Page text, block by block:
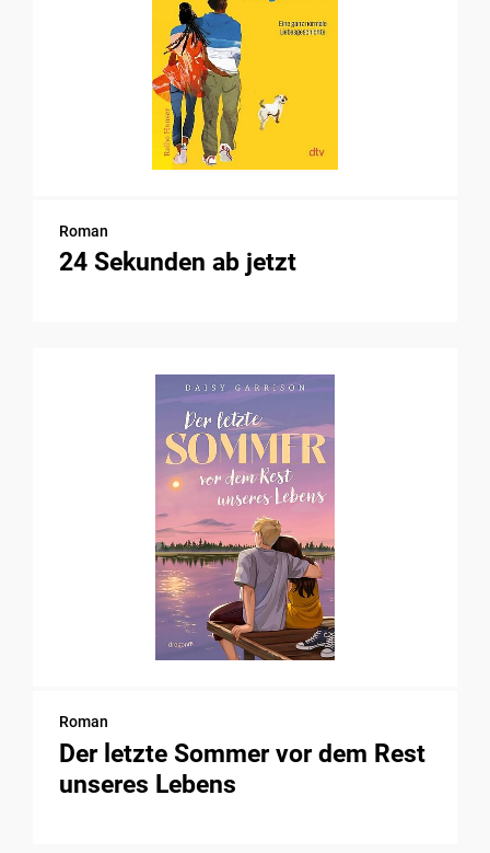
Roman
24 Sekunden ab jetzt
Roman
Der letzte Sommer vor dem Rest
unseres Lebens